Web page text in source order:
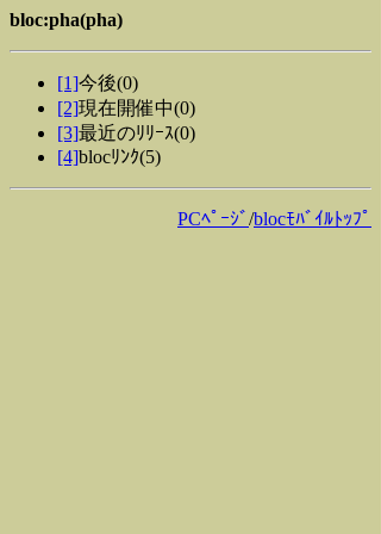
bloc:pha(pha)
[1]今後(0)
[2]現在開催中(0)
[3]最近のﾘﾘｰｽ(0)
[4]blocﾘﾝｸ(5)
PCﾍﾟｰｼﾞ/blocﾓﾊﾞｲﾙﾄｯﾌﾟ